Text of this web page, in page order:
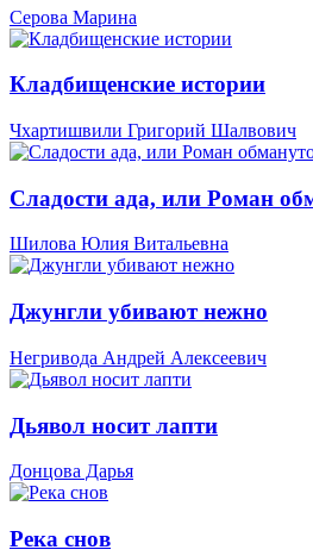
Серова Марина
Кладбищенские истории
Чхартишвили Григорий Шалвович
Сладости ада, или Роман
Шилова Юлия Витальевна
Джунгли убивают нежно
Негривода Андрей Алексеевич
Дьявол носит лапти
Донцова Дарья
Река снов